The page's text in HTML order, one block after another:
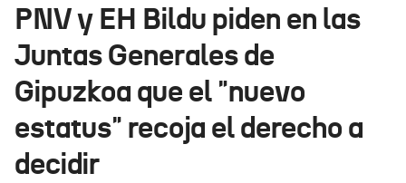
Ikusmiran
Eguraldia
PNV y EH Bildu piden en las
Juntas Generales de
Gipuzkoa que el "nuevo
estatus" recoja el derecho a
decidir